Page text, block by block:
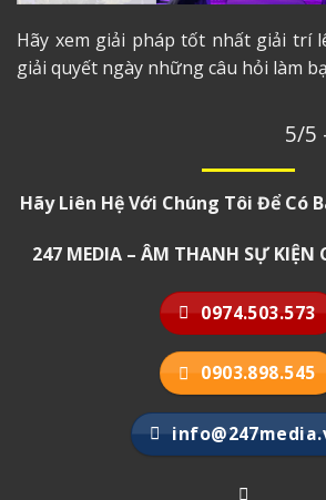
Hãy xem giải pháp tốt nhất giải trí
giải quyết ngày những câu hỏi làm
5/5
Hãy Liên Hệ Với Chúng Tôi Để Có
247 MEDIA – ÂM THANH SỰ KIỆN
0974.503.573
0903.898.545